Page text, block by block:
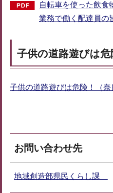
自転車を使った飲食
業務で働く配達員の
子供の道路遊びは危
子供の道路遊びは危険！（奈
お問い合わせ先
地域創造部県民くらし課